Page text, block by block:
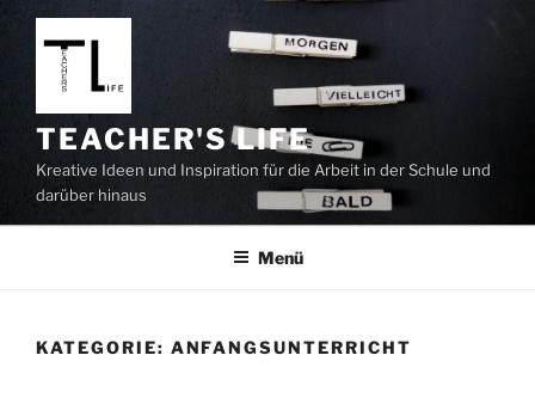
Zum
Inhalt
springen
TEACHER'S LIFE
Kreative Ideen und Inspiration für die Arbeit in der Schule und
darüber hinaus
Menü
KATEGORIE: ANFANGSUNTERRICHT